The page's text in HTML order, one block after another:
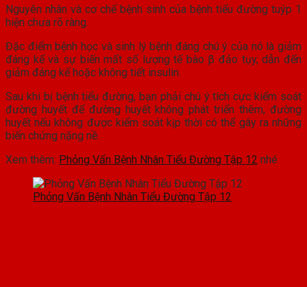
Nguyên nhân và cơ chế bệnh sinh của bệnh tiểu đường tuýp 1
hiện chưa rõ ràng.
Đặc điểm bệnh học và sinh lý bệnh đáng chú ý của nó là giảm
đáng kể và sự biến mất số lượng tế bào β đảo tụy, dẫn đến
giảm đáng kể hoặc không tiết insulin.
Sau khi bị bệnh tiểu đường, bạn phải chú ý tích cực kiểm soát
đường huyết để đường huyết không phát triển thêm, đường
huyết nếu không được kiểm soát kịp thời có thể gây ra những
biến chứng nặng nề.
Xem thêm: Phỏng Vấn Bệnh Nhân Tiểu Đường Tập 12 nhé
Phỏng Vấn Bệnh Nhân Tiểu Đường Tập 12